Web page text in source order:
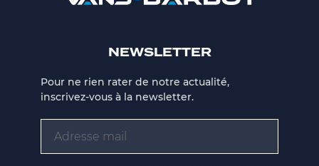
NEWSLETTER
Pour ne rien rater de notre actualité,
inscrivez-vous à la newsletter.